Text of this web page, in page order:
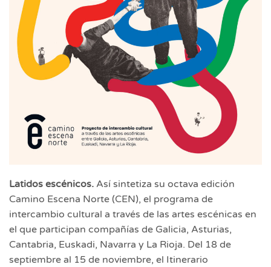
Latidos escénicos. Así sintetiza su octava edición
Camino Escena Norte (CEN), el programa de
intercambio cultural a través de las artes escénicas en
el que participan compañías de Galicia, Asturias,
Cantabria, Euskadi, Navarra y La Rioja. Del 18 de
septiembre al 15 de noviembre, el Itinerario